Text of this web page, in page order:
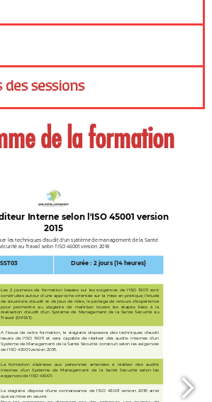
sessions
de la formation